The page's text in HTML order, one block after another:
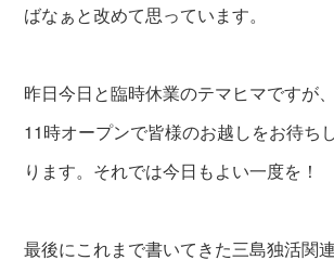
ばなぁと改めて思っています。
昨日今日と臨時休業のテマヒマですが
11時オープンで皆様のお越しをお待ち
ります。それでは今日もよい一度を！
最後にこれまで書いてきた三島独活関